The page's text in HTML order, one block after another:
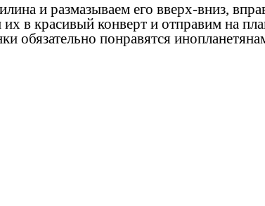
и размазываем его вверх-вниз,
в красивый конверт и отправим на
обязательно понравятся